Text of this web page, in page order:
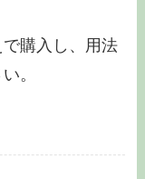
購入し、用法
。